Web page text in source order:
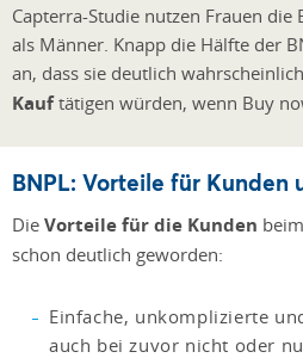
Capterra-Studie nutzen Frauen
als Männer. Knapp die Hälfte der
an, dass sie deutlich
Kauftätigen würden, wenn Buy
BNPL: Vorteile für Kunden
Die Vorteile für die Kunden
schon deutlich geworden:
Einfache, unkomplizierte
auch bei zuvor nicht oder